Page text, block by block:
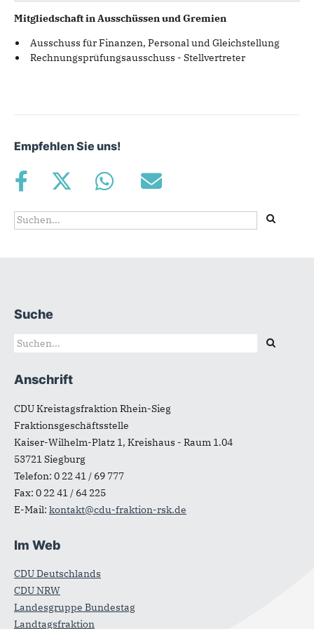
Mitgliedschaft in Ausschüssen und Gremien
Ausschuss für Finanzen, Personal und Gleichstellung
Rechnungsprüfungsausschuss - Stellvertreter
Empfehlen Sie uns!
Suchformular
Suche
Fußbereich
Suche
Suchformular
Suche
Anschrift
CDU Kreistagsfraktion Rhein-Sieg
Fraktionsgeschäftsstelle
Kaiser-Wilhelm-Platz 1, Kreishaus - Raum 1.04
53721 Siegburg
Telefon: 0 22 41 / 69 777
Fax: 0 22 41 / 64 225
E-Mail: kontakt@cdu-fraktion-rsk.de
Im Web
CDU Deutschlands
CDU NRW
Landesgruppe Bundestag
Landtagsfraktion